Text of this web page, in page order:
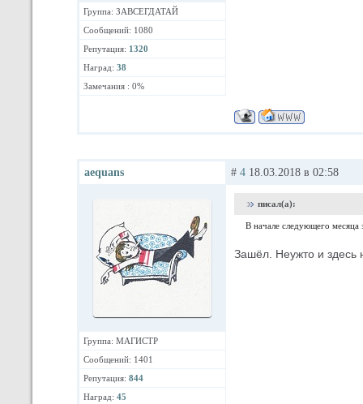
Группа: ЗАВСЕГДАТАЙ
Сообщений: 1080
Репутация: 1320
Наград: 38
Замечания : 0%
aequans
Группа: МАГИСТР
Сообщений: 1401
Репутация: 844
Наград: 45
# 4 18.03.2018 в 02:58
писал(а):
В начале следующего месяца
Зашёл. Неужто и здесь